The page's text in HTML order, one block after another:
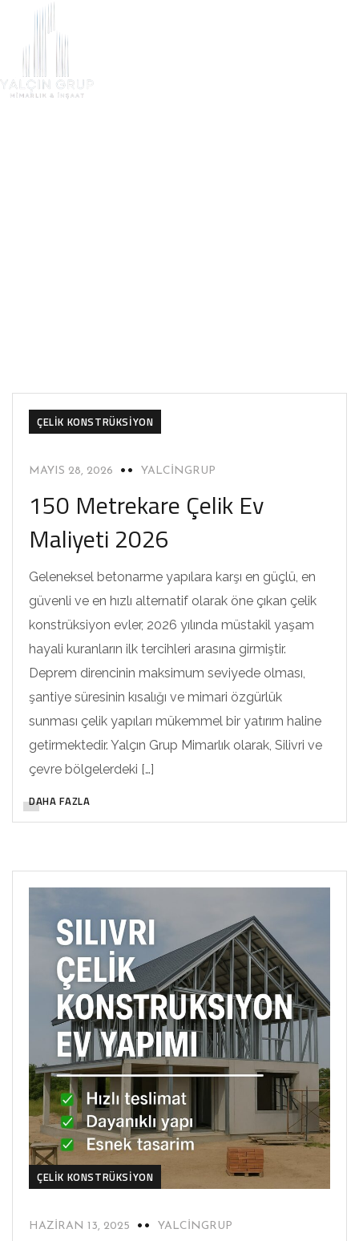
ÇELIK KONSTRÜKSIYON
MAYIS 28, 2026 YALCINGRUP
150 Metrekare Çelik Ev
Maliyeti 2026
Geleneksel betonarme yapılara karşı en güçlü, en
güvenli ve en hızlı alternatif olarak öne çıkan çelik
konstrüksiyon evler, 2026 yılında müstakil yaşam
hayali kuranların ilk tercihleri arasına girmiştir.
Deprem direncinin maksimum seviyede olması,
şantiye süresinin kısalığı ve mimari özgürlük
sunması çelik yapıları mükemmel bir yatırım haline
getirmektedir. Yalçın Grup Mimarlık olarak, Silivri ve
çevre bölgelerdeki […]
DAHA FAZLA
ÇELIK KONSTRÜKSIYON
HAZIRAN 13, 2025 YALCINGRUP
En Uygun Fiyatı Almak İçin (Sadece